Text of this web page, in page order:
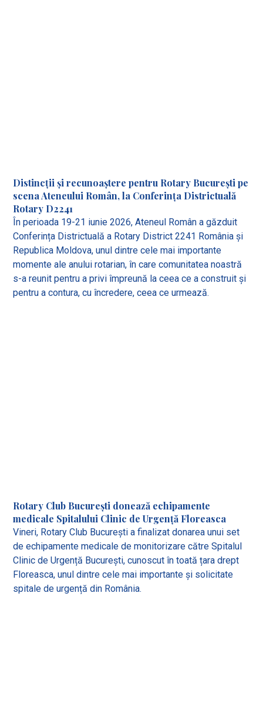
Distincții și recunoaștere pentru Rotary București pe
scena Ateneului Român, la Conferința Districtuală
Rotary D2241
În perioada 19-21 iunie 2026, Ateneul Român a găzduit
Conferința Districtuală a Rotary District 2241 România și
Republica Moldova, unul dintre cele mai importante
momente ale anului rotarian, în care comunitatea noastră
s-a reunit pentru a privi împreună la ceea ce a construit și
pentru a contura, cu încredere, ceea ce urmează.
Rotary Club București donează echipamente
medicale Spitalului Clinic de Urgență Floreasca
Vineri, Rotary Club București a finalizat donarea unui set
de echipamente medicale de monitorizare către Spitalul
Clinic de Urgență București, cunoscut în toată țara drept
Floreasca, unul dintre cele mai importante și solicitate
spitale de urgență din România.